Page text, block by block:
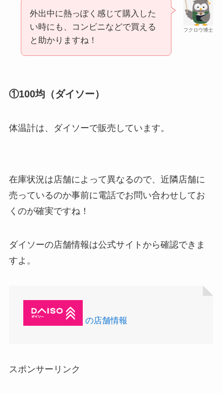
フクロウ博士
外出中に熱っぽく感じて購入した
い時にも、コンビニなどで買える
と助かりますね！
①100均（ダイソー）
体温計は、ダイソーで販売しています。
在庫状況は店舗によって異なるので、近隣店舗に
売っているのか事前に電話でお問い合わせしてお
くのが確実ですね！
ダイソーの店舗情報は公式サイトから確認できま
すよ。
の店舗情報
スポンサーリンク